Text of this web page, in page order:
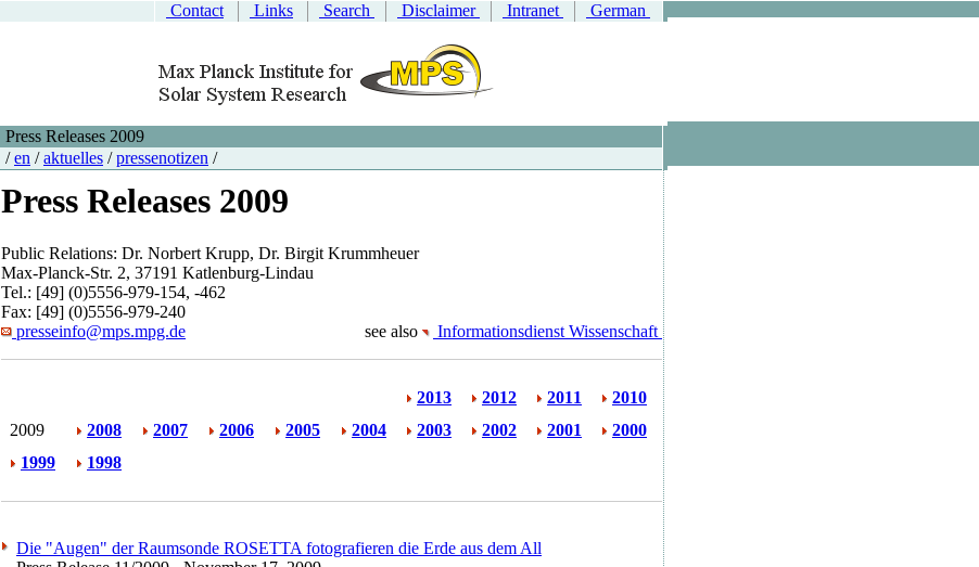
Contact Links Search Disclaimer Intranet German
Press Releases 2009
/en /aktuelles /pressenotizen /
Press Releases 2009
Public Relations: Dr. Norbert Krupp, Dr. Birgit Krummheuer
Max-Planck-Str. 2, 37191 Katlenburg-Lindau
Tel.: [49] (0)5556-979-154, -462
Fax: [49] (0)5556-979-240
presseinfo@mps.mpg.de
see also Informationsdienst Wissenschaft
2013 2012 2011
2010
2009
2008 2007 2006 2005 2004 2003 2002 2001
2000
1999
1998
Die "Augen" der Raumsonde ROSETTA fotografieren die Erde aus dem All